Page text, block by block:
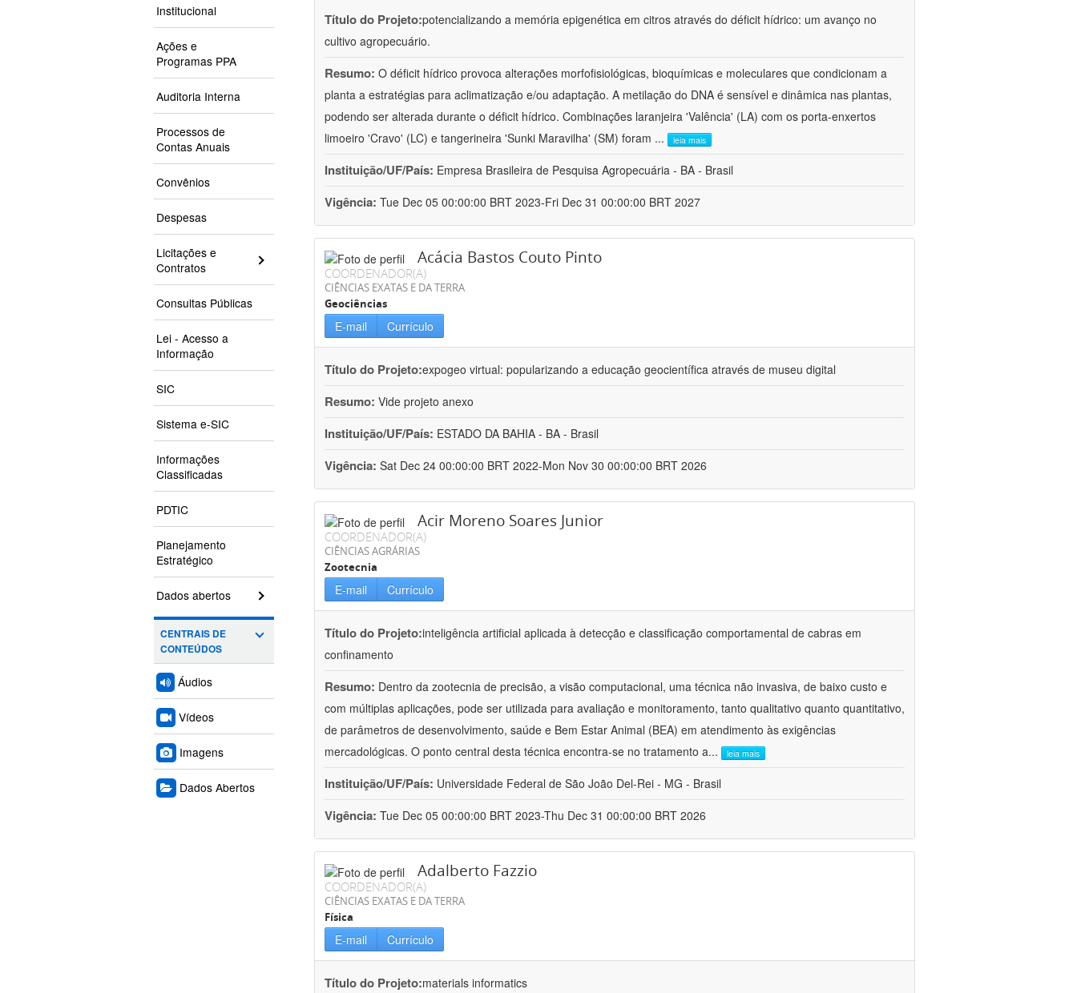
Institucional
Ações e
Programas PPA
Auditoria Interna
Processos de
Contas Anuais
Convênios
Despesas
Licitações e
Contratos
Consultas Públicas
Lei - Acesso a
Informação
SIC
Sistema e-SIC
Informações
Classificadas
PDTIC
Planejamento
Estratégico
Dados abertos
CENTRAIS DE
CONTEÚDOS
Áudios
Vídeos
Imagens
Dados Abertos
Título do Projeto:potencializando a memória epigenética em citros através do déficit hídrico: um avanço no
cultivo agropecuário.
Resumo: O déficit hídrico provoca alterações morfofisiológicas, bioquímicas e moleculares que condicionam a
planta a estratégias para aclimatização e/ou adaptação. A metilação do DNA é sensível e dinâmica nas plantas,
podendo ser alterada durante o déficit hídrico. Combinações laranjeira 'Valência' (LA) com os porta-enxertos
limoeiro 'Cravo' (LC) e tangerineira 'Sunki Maravilha' (SM) foram ... leia mais
Instituição/UF/País: Empresa Brasileira de Pesquisa Agropecuária - BA - Brasil
Vigência: Tue Dec 05 00:00:00 BRT 2023-Fri Dec 31 00:00:00 BRT 2027
Acácia Bastos Couto Pinto
COORDENADOR(A)
CIÊNCIAS EXATAS E DA TERRA
Geociências
E-mail Currículo
Título do Projeto:expogeo virtual: popularizando a educação geocientífica através de museu digital
Resumo: Vide projeto anexo
Instituição/UF/País: ESTADO DA BAHIA - BA - Brasil
Vigência: Sat Dec 24 00:00:00 BRT 2022-Mon Nov 30 00:00:00 BRT 2026
Acir Moreno Soares Junior
COORDENADOR(A)
CIÊNCIAS AGRÁRIAS
Zootecnia
E-mail Currículo
Título do Projeto:inteligência artificial aplicada à detecção e classificação comportamental de cabras em
confinamento
Resumo: Dentro da zootecnia de precisão, a visão computacional, uma técnica não invasiva, de baixo custo e
com múltiplas aplicações, pode ser utilizada para avaliação e monitoramento, tanto qualitativo quanto quantitativo,
de parâmetros de desenvolvimento, saúde e Bem Estar Animal (BEA) em atendimento às exigências
mercadológicas. O ponto central desta técnica encontra-se no tratamento a... leia mais
Instituição/UF/País: Universidade Federal de São João Del-Rei - MG - Brasil
Vigência: Tue Dec 05 00:00:00 BRT 2023-Thu Dec 31 00:00:00 BRT 2026
Adalberto Fazzio
COORDENADOR(A)
CIÊNCIAS EXATAS E DA TERRA
Física
E-mail Currículo
Título do Projeto:materials informatics